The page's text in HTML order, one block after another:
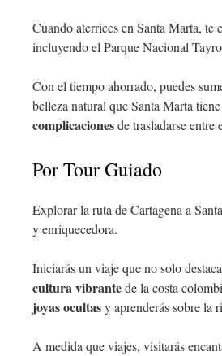
Cuando aterrices en Santa Marta, te
incluyendo el Parque Nacional
Con el tiempo ahorrado, puedes
belleza natural que Santa Marta
complicacionesde trasladarse entre
Por Tour Guiado
Explorar la ruta de Cartagena a
y enriquecedora.
Iniciarás un viaje que no solo
cultura vibrantede la costa
joyas ocultasy aprenderás sobre la
A medida que viajes, visitarás